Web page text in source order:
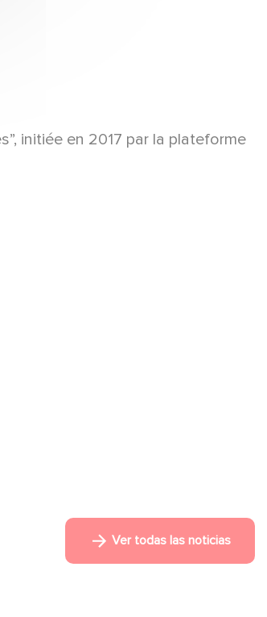
initiée en 2017 par la plateforme
Ver todas las noticias